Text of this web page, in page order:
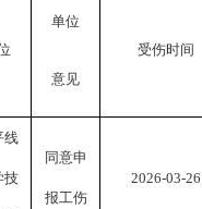
单位
意见
受伤时间
线
技
同意申
报工伤
2026-03-26